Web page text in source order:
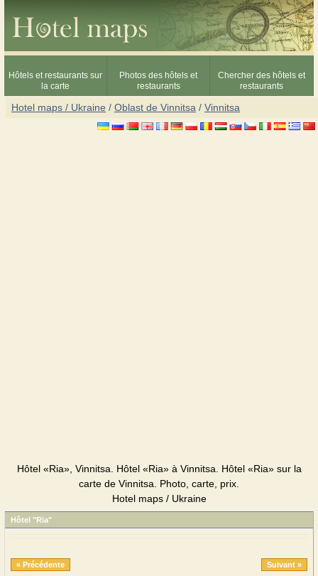
Hôtels et restaurants sur
la carte
Photos des hôtels et
restaurants
Chercher des hôtels et
restaurants
Hotel maps / Ukraine / Oblast de Vinnitsa / Vinnitsa
Hôtel «Ria», Vinnitsa. Hôtel «Ria» à Vinnitsa. Hôtel «Ria» sur la
carte de Vinnitsa. Photo, carte, prix.
Hotel maps / Ukraine
Hôtel "Ria"
« Précédente Suivant »